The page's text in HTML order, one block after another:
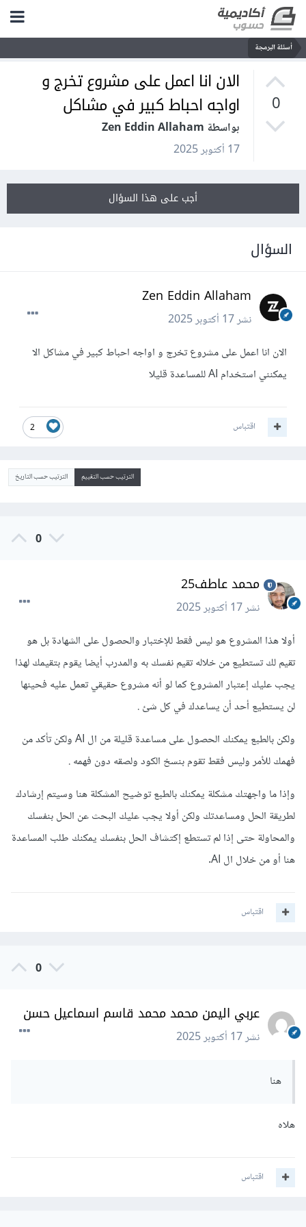
أسئلة البرمجة
0
الان انا اعمل على مشروع تخرج و
اواجه احباط كبير في مشاكل
بواسطة Zen Eddin Allaham
17 أكتوبر 2025
أجب على هذا السؤال
السؤال
Zen Eddin Allaham
نشر17 أكتوبر 2025
الان انا اعمل على مشروع تخرج و اواجه احباط كبير في مشاكل الا
يمكنني استخدام AI للمساعدة قليلا
2 اقتباس
الترتيب حسب التقييم الترتيب حسب التاريخ
0
محمد عاطف25
نشر17 أكتوبر 2025
أولا هذا المشروع هو ليس فقط للإختبار والحصول على الشهادة بل هو
تقيم لك تستطيع من خلاله تقيم نفسك به والمدرب أيضا يقوم بتقيمك لهذا
يجب عليك إعتبار المشروع كما لو أنه مشروع حقيقي تعمل عليه فحينها
لن يستطيع أحد أن يساعدك في كل شئ .
ولكن بالطبع يمكنك الحصول على مساعدة قليلة من ال AI ولكن تأكد من
فهمك للأمر وليس فقط تقوم بنسخ الكود ولصقه دون فهمه .
وإذا ما واجهتك مشكلة يمكنك بالطبع توضيح المشكلة هنا وسيتم إرشادك
لطريقة الحل ومساعدتك ولكن أولا يجب عليك البحث عن الحل بنفسك
والمحاولة حتى إذا لم تستطع إكتشاف الحل بنفسك يمكنك طلب المساعدة
هنا أو من خلال ال AI.
اقتباس
0
عربي اليمن محمد محمد قاسم اسماعيل حسن
نشر17 أكتوبر 2025
هنا
هلاه
اقتباس